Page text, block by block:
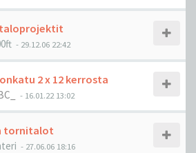
- 29.12.06 22:42
2 x 12 kerrosta
- 16.01.22 13:02
tornitalot
- 27.06.06 18:16